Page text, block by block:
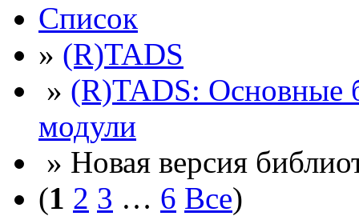
Список
» (R)TADS
» (R)TADS: Основные
модули
» Новая версия
(1 2 3 … 6 Все)